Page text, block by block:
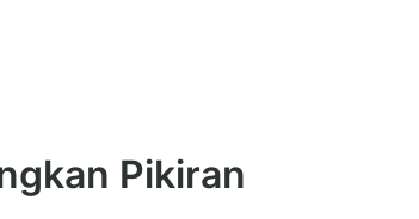
Pikiran